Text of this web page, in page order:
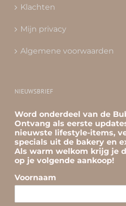
Klachten
Mijn privacy
Algemene voorwaarden
NIEUWSBRIEF
Word onderdeel van de
Ontvang als eerste
nieuwste lifestyle-items,
specials uit de bakery en
Als warm welkom krijg je
op je volgende aankoop!
Voornaam